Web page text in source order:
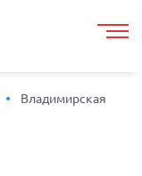
Владимирская